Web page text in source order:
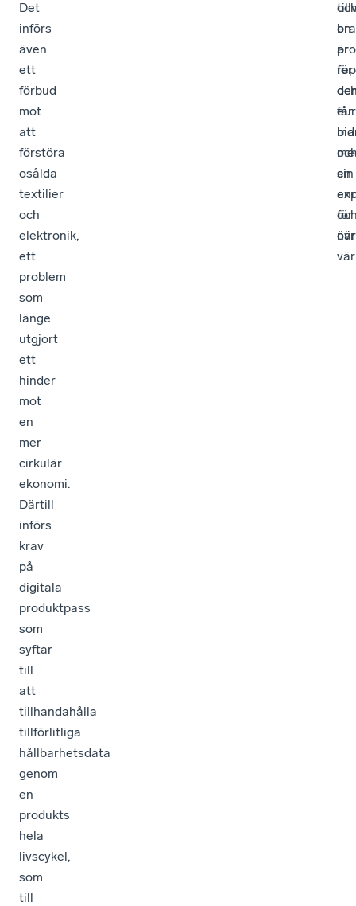
Det
införs
även
ett
förbud
mot
att
förstöra
osålda
textilier
och
elektronik,
ett
problem
som
länge
utgjort
ett
hinder
mot
en
mer
cirkulär
ekonomi.
Därtill
införs
krav
på
digitala
produktpass
som
syftar
till
att
tillhandahålla
tillförlitliga
hållbarhetsdata
genom
en
produkts
hela
livscykel,
som
till
en
för
en
för
är
får
sin